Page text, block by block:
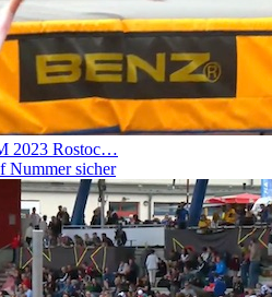
2023 Rostoc…
Nummer sicher